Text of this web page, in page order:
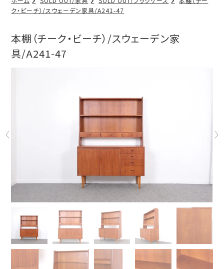
ク・ビーチ）/スウェーデン家具/A241-47
本棚（チーク・ビーチ）/スウェーデン家
具/A241-47